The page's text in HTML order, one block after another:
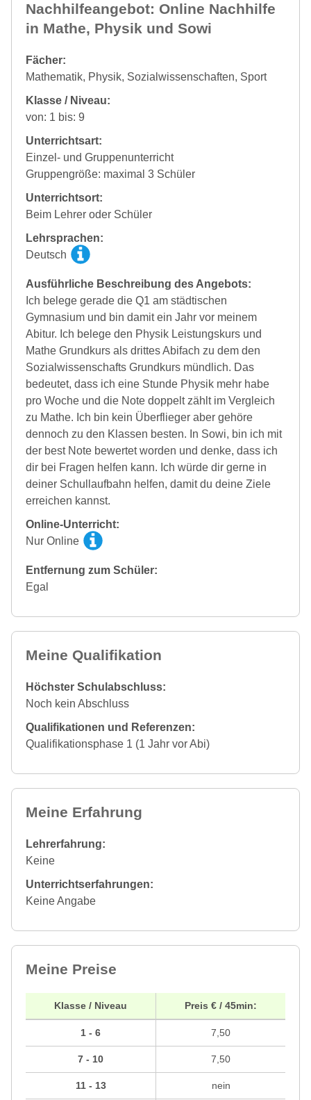
Nachhilfeangebot: Online Nachhilfe
in Mathe, Physik und Sowi
Fächer:
Mathematik, Physik, Sozialwissenschaften, Sport
Klasse / Niveau:
von: 1 bis: 9
Unterrichtsart:
Einzel- und Gruppenunterricht
Gruppengröße: maximal 3 Schüler
Unterrichtsort:
Beim Lehrer oder Schüler
Lehrsprachen:
Deutsch
Ausführliche Beschreibung des Angebots:
Ich belege gerade die Q1 am städtischen
Gymnasium und bin damit ein Jahr vor meinem
Abitur. Ich belege den Physik Leistungskurs und
Mathe Grundkurs als drittes Abifach zu dem den
Sozialwissenschafts Grundkurs mündlich. Das
bedeutet, dass ich eine Stunde Physik mehr habe
pro Woche und die Note doppelt zählt im Vergleich
zu Mathe. Ich bin kein Überflieger aber gehöre
dennoch zu den Klassen besten. In Sowi, bin ich mit
der best Note bewertet worden und denke, dass ich
dir bei Fragen helfen kann. Ich würde dir gerne in
deiner Schullaufbahn helfen, damit du deine Ziele
erreichen kannst.
Online-Unterricht:
Nur Online
Entfernung zum Schüler:
Egal
Meine Qualifikation
Höchster Schulabschluss:
Noch kein Abschluss
Qualifikationen und Referenzen:
Qualifikationsphase 1 (1 Jahr vor Abi)
Meine Erfahrung
Lehrerfahrung:
Keine
Unterrichtserfahrungen:
Keine Angabe
Meine Preise
Klasse / Niveau
1 - 6
7 - 10
11 - 13
Preis € / 45min:
7,50
7,50
nein